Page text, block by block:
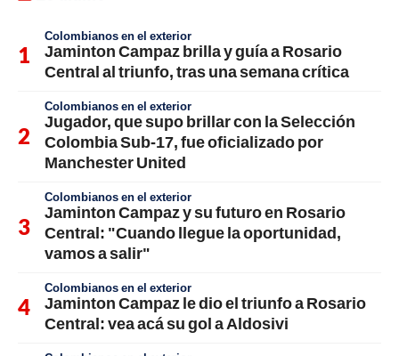
Colombianos en el exterior
Jaminton Campaz brilla y guía a Rosario
Central al triunfo, tras una semana crítica
Colombianos en el exterior
Jugador, que supo brillar con la Selección
Colombia Sub-17, fue oficializado por
Manchester United
Colombianos en el exterior
Jaminton Campaz y su futuro en Rosario
Central: "Cuando llegue la oportunidad,
vamos a salir"
Colombianos en el exterior
Jaminton Campaz le dio el triunfo a Rosario
Central: vea acá su gol a Aldosivi